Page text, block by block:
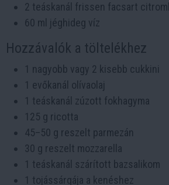
2 teáskanál frissen facsart
60 ml jéghideg víz
Hozzávalók a töltelékhez
1 nagyobb vagy 2 kisebb cukkini
1 evőkanál olívaolaj
1 teáskanál zúzott fokhagyma
125 g ricotta
45–50 g reszelt parmezán
30 g reszelt mozzarella
1 teáskanál szárított bazsalikom
1 tojássárgája a kenéshez